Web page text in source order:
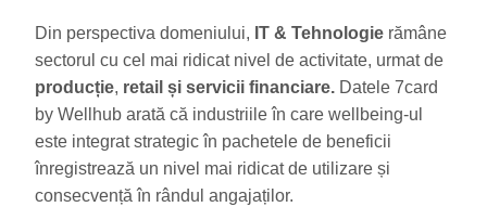
Din perspectiva domeniului, IT & Tehnologie rămâne
sectorul cu cel mai ridicat nivel de activitate, urmat de
producție, retail și servicii financiare. Datele 7card
by Wellhub arată că industriile în care wellbeing-ul
este integrat strategic în pachetele de beneficii
înregistrează un nivel mai ridicat de utilizare și
consecvență în rândul angajaților.